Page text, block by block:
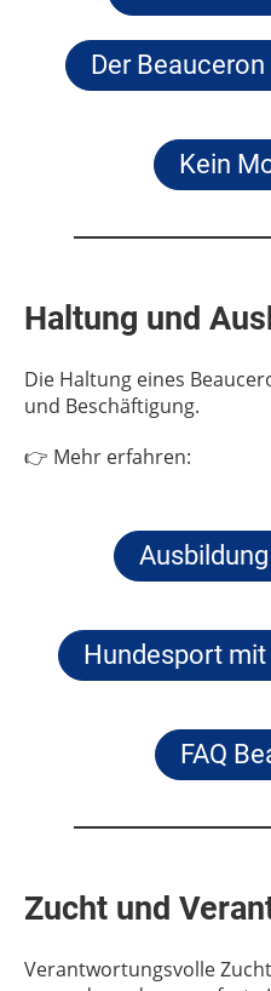
Der
Kein
Haltung und
Die Haltung eines
und Beschäftigung.
👉 Mehr erfahren:
Hundesport
FAQ
Zucht und
Verantwortungsvolle